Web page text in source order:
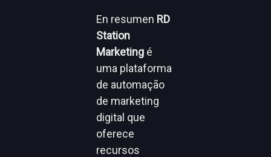
En resumen RD
Station
Marketing é
uma plataforma
de automação
de marketing
digital que
oferece
recursos